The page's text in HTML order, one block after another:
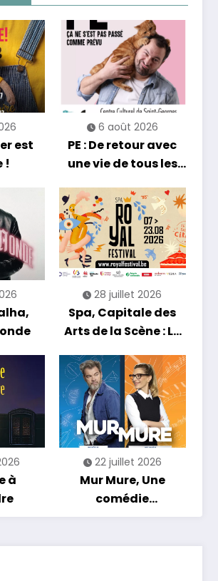
est
!
6 août 2026
PE : De retour avec
une vie de tous les
28 juillet 2026
Spa, Capitale des
Arts de la Scène : Le
est Lancé !
à
22 juillet 2026
Mur Mure, Une
comédie
romantique en